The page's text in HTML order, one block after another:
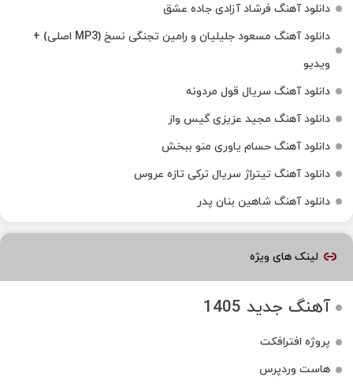
دانلود آهنگ فرشاد آزادی جاده عشق
دانلود آهنگ مسعود جلیلیان و رامین تجنگی نسخ (MP3 اصلی) +
ویدیو
دانلود آهنگ سریال قول مردونه
دانلود آهنگ مجید عزیزی گیس واز
دانلود آهنگ حسام یاوری منو ببخش
دانلود آهنگ تیتراژ سریال ترکی تازه عروس
دانلود آهنگ شاهین بنان پدر
لینک های ویژه
آهنگ جدید 1405
پروژه افترافکت
هاست وردپرس